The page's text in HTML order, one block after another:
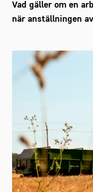
Vad gäller om en
när anställningen